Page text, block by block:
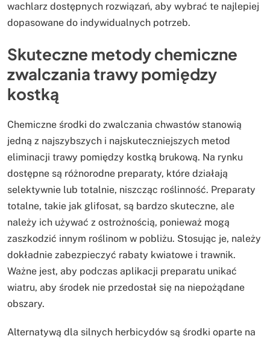
wachlarz dostępnych rozwiązań, aby wybrać te najlepiej
dopasowane do indywidualnych potrzeb.
Skuteczne metody chemiczne
zwalczania trawy pomiędzy
kostką
Chemiczne środki do zwalczania chwastów stanowią
jedną z najszybszych i najskuteczniejszych metod
eliminacji trawy pomiędzy kostką brukową. Na rynku
dostępne są różnorodne preparaty, które działają
selektywnie lub totalnie, niszcząc roślinność. Preparaty
totalne, takie jak glifosat, są bardzo skuteczne, ale
należy ich używać z ostrożnością, ponieważ mogą
zaszkodzić innym roślinom w pobliżu. Stosując je, należy
dokładnie zabezpieczyć rabaty kwiatowe i trawnik.
Ważne jest, aby podczas aplikacji preparatu unikać
wiatru, aby środek nie przedostał się na niepożądane
obszary.
Alternatywą dla silnych herbicydów są środki oparte na